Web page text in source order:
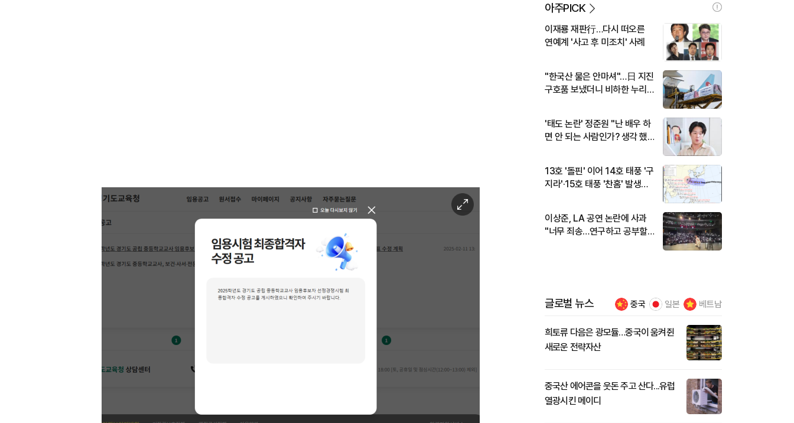
이
미
확
아주PICK
이재룡 재판行…다시 떠오른
연예계 '사고 후 미조치' 사례
"한국산 물은 안마셔"…日 지진
구호품 보냈더니 비하한 누리
'태도 논란' 정준원 "난 배우 하
면 안 되는 사람인가? 생각 했
13호 '돌핀' 이어 14호 태풍 '구
지라'·15호 태풍 '찬홈' 발생…
이상준, LA 공연 논란에 사과
"너무 죄송…연구하고 공부할
글로벌 뉴스 중국 일본 베트남
희토류 다음은 광모듈…중국이 움켜쥔
새로운 전략자산
중국산 에어콘을 웃돈 주고 산다...유럽
열광시킨 메이디